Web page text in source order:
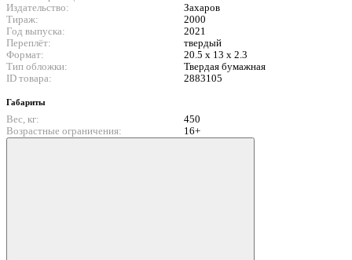
Издательство:
Захаров
Тираж:
2000
Год выпуска:
2021
Переплёт:
твердый
Формат:
20.5 x 13 x 2.3
Тип обложки:
Твердая бумажная
ID товара:
2883105
Габариты
Вес, кг:
450
Возрастные ограничения:
16+